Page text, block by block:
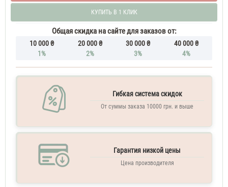
тестер
КУПИТЬ В 1 КЛИК
Общая скидка на сайте для заказов от:
10 000 ₴
1%
20 000 ₴
2%
30 000 ₴
3%
40 000 ₴
4%
Гибкая система скидок
От суммы заказа 10000 грн. и выше
Гарантия низкой цены
Цена производителя